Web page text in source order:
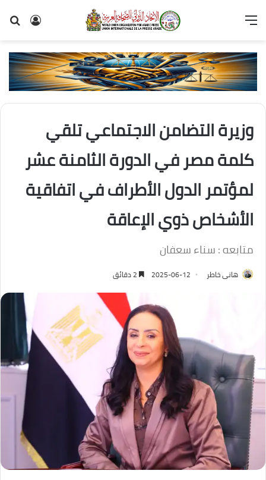
تسجيل
القائمة
وزيرة التضامن الاجتماعي تلقي
كلمة مصر في الدورة الثامنة عشر
لمؤتمر الدول الأطراف في اتفاقية
الأشخاص ذوي الإعاقة
متابعه : سناء سعفان
هانى خاطر 2025-06-12